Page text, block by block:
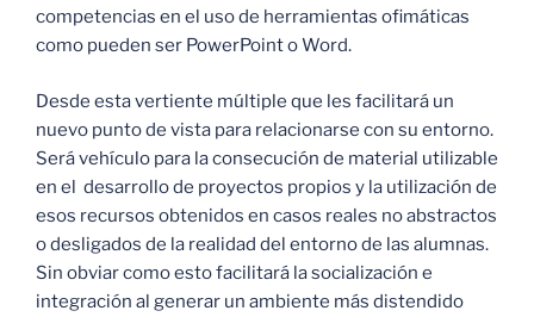
competencias en el uso de herramientas ofimáticas
como pueden ser PowerPoint o Word.
Desde esta vertiente múltiple que les facilitará un
nuevo punto de vista para relacionarse con su entorno.
Será vehículo para la consecución de material utilizable
en el desarrollo de proyectos propios y la utilización de
esos recursos obtenidos en casos reales no abstractos
o desligados de la realidad del entorno de las alumnas.
Sin obviar como esto facilitará la socialización e
integración al generar un ambiente más distendido